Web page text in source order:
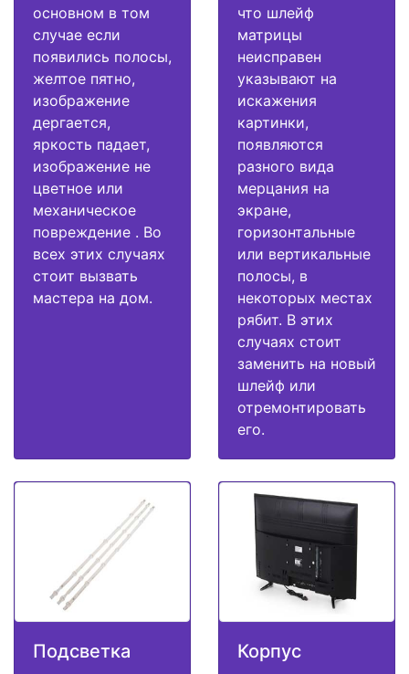
основном в том
случае если
появились полосы,
желтое пятно,
изображение
дергается,
яркость падает,
изображение не
цветное или
механическое
повреждение . Во
всех этих случаях
стоит вызвать
мастера на дом.
что шлейф
матрицы
неисправен
указывают на
искажения
картинки,
появляются
разного вида
мерцания на
экране,
горизонтальные
или вертикальные
полосы, в
некоторых местах
рябит. В этих
случаях стоит
заменить на новый
шлейф или
отремонтировать
его.
Подсветка Корпус